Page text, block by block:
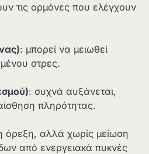
τις ορμόνες που ελέγχουν
: μπορεί να μειωθεί
στρες.
: συχνά αυξάνεται,
πληρότητας.
όρεξη, αλλά χωρίς μείωση
από ενεργειακά πυκνές